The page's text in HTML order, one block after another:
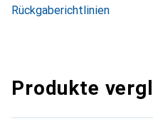
Rückgaberichtlinien
Produkte